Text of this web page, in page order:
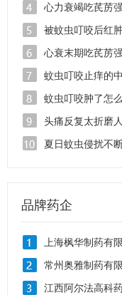
心力衰竭吃芪苈
底了
被蚊虫叮咬后红
见效快？
心衰末期吃芪苈
蚊虫叮咬止痒的
蚊虫叮咬肿了怎
毒！
头痛反复太折磨
夏日蚊虫侵扰不
品牌药企
上海枫华制药有
常州奥雅制药有
江西阿尔法高科